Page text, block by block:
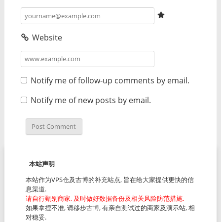
Website
Notify me of follow-up comments by email.
Notify me of new posts by email.
本站声明
本站作为VPS仓及古博的补充站点, 旨在给大家提供更快的信
息渠道.
请自行甄别商家, 及时做好数据备份及相关风险防范措施.
如果拿捏不准, 请移步古博, 有亲自测试过的商家及演示站, 相
对稳妥.